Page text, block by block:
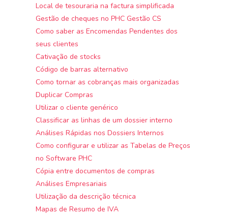
Local de tesouraria na factura simplificada
Gestão de cheques no PHC Gestão CS
Como saber as Encomendas Pendentes dos
seus clientes
Cativação de stocks
Código de barras alternativo
Como tornar as cobranças mais organizadas
Duplicar Compras
Utilizar o cliente genérico
Classificar as linhas de um dossier interno
Análises Rápidas nos Dossiers Internos
Como configurar e utilizar as Tabelas de Preços
no Software PHC
Cópia entre documentos de compras
Análises Empresariais
Utilização da descrição técnica
Mapas de Resumo de IVA